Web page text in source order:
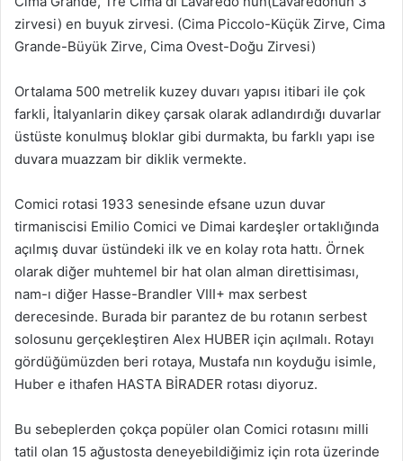
zirvesi) en buyuk zirvesi. (Cima Piccolo-Küçük Zirve, Cima
Grande-Büyük Zirve, Cima Ovest-Doğu Zirvesi)
Ortalama 500 metrelik kuzey duvarı yapısı itibari ile çok
farkli, İtalyanlarin dikey çarsak olarak adlandırdığı duvarlar
üstüste konulmuş bloklar gibi durmakta, bu farklı yapı ise
duvara muazzam bir diklik vermekte.
Comici rotasi 1933 senesinde efsane uzun duvar
tirmaniscisi Emilio Comici ve Dimai kardeşler ortaklığında
açılmış duvar üstündeki ilk ve en kolay rota hattı. Örnek
olarak diğer muhtemel bir hat olan alman direttisiması,
nam-ı diğer Hasse-Brandler VIII+ max serbest
derecesinde. Burada bir parantez de bu rotanın serbest
solosunu gerçekleştiren Alex HUBER için açılmalı. Rotayı
gördüğümüzden beri rotaya, Mustafa nın koyduğu isimle,
Huber e ithafen HASTA BİRADER rotası diyoruz.
Bu sebeplerden çokça popüler olan Comici rotasını milli
tatil olan 15 ağustosta deneyebildiğimiz için rota üzerinde